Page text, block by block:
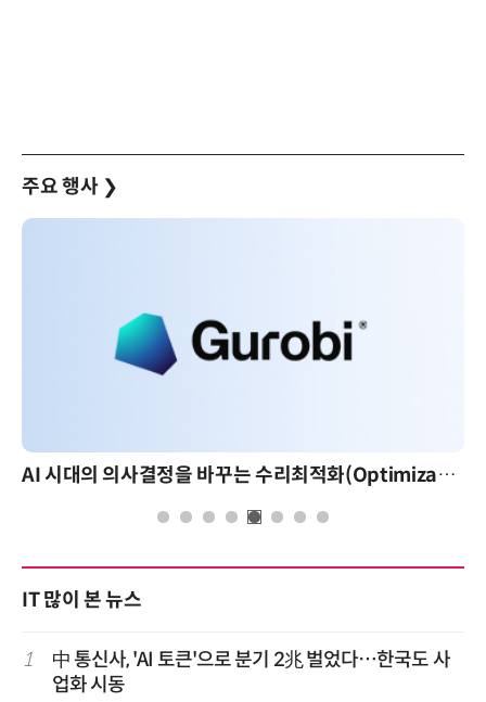
주요 행사 ❯
AI 시대의 의사결정을 바꾸는 수리최적화(Optimization): 실제 산업 적용 사례와 활용 전략
IT 많이 본 뉴스
1
中 통신사, 'AI 토큰'으로 분기 2兆 벌었다…한국도 사
업화 시동